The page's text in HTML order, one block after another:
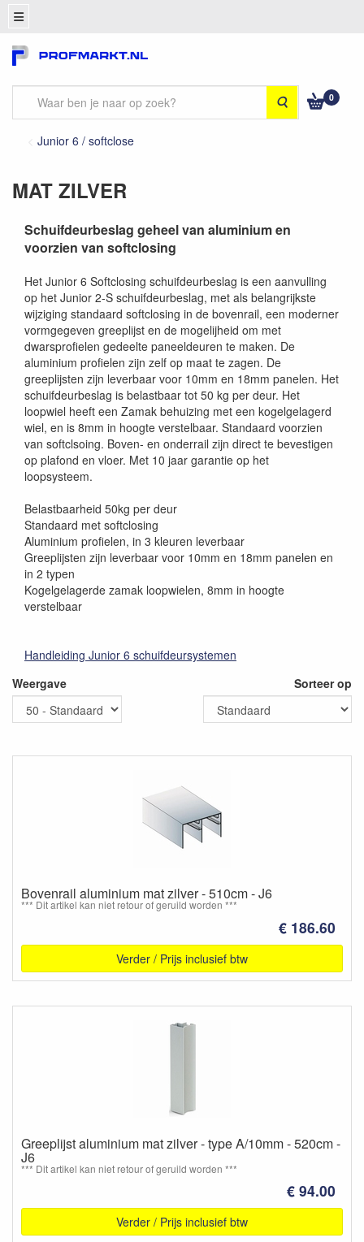
Zoeken 0
Junior 6 / softclose
MAT ZILVER
Schuifdeurbeslag geheel van aluminium en
voorzien van softclosing
Het Junior 6 Softclosing schuifdeurbeslag is een aanvulling
op het Junior 2-S schuifdeurbeslag, met als belangrijkste
wijziging standaard softclosing in de bovenrail, een moderner
vormgegeven greeplijst en de mogelijheid om met
dwarsprofielen gedeelte paneeldeuren te maken. De
aluminium profielen zijn zelf op maat te zagen. De
greeplijsten zijn leverbaar voor 10mm en 18mm panelen. Het
schuifdeurbeslag is belastbaar tot 50 kg per deur. Het
loopwiel heeft een Zamak behuizing met een kogelgelagerd
wiel, en is 8mm in hoogte verstelbaar. Standaard voorzien
van softclsoing. Boven- en onderrail zijn direct te bevestigen
op plafond en vloer. Met 10 jaar garantie op het
loopsysteem.
Belastbaarheid 50kg per deur
Standaard met softclosing
Aluminium profielen, in 3 kleuren leverbaar
Greeplijsten zijn leverbaar voor 10mm en 18mm panelen en
in 2 typen
Kogelgelagerde zamak loopwielen, 8mm in hoogte
verstelbaar
Handleiding Junior 6 schuifdeursystemen
Weergave
Sorteer op
Bovenrail aluminium mat zilver - 510cm - J6
*** Dit artikel kan niet retour of geruild worden ***
€ 186.60
Verder / Prijs inclusief btw
Greeplijst aluminium mat zilver - type A/10mm - 520cm -
J6
*** Dit artikel kan niet retour of geruild worden ***
€ 94.00
Verder / Prijs inclusief btw